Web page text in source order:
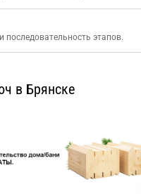
последовательность этапов.
в Брянске